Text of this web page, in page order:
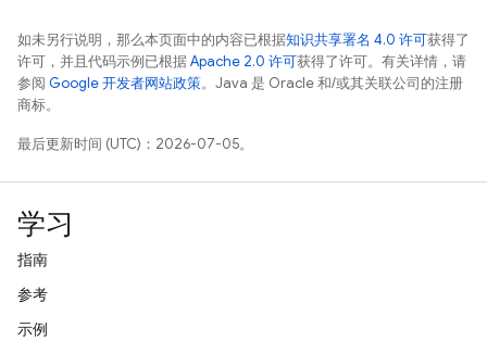
如未另行说明，那么本页面中的内容已根据知识共享署名 4.0 许可获得了
许可，并且代码示例已根据Apache 2.0 许可获得了许可。有关详情，请
参阅 Google 开发者网站政策。Java 是 Oracle 和/或其关联公司的注册
商标。
最后更新时间 (UTC)：2026-07-05。
学习
指南
参考
示例